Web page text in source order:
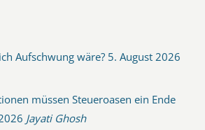
Aufschwung wäre? 5. August 2026
müssen Steueroasen ein Ende
Jayati Ghosh